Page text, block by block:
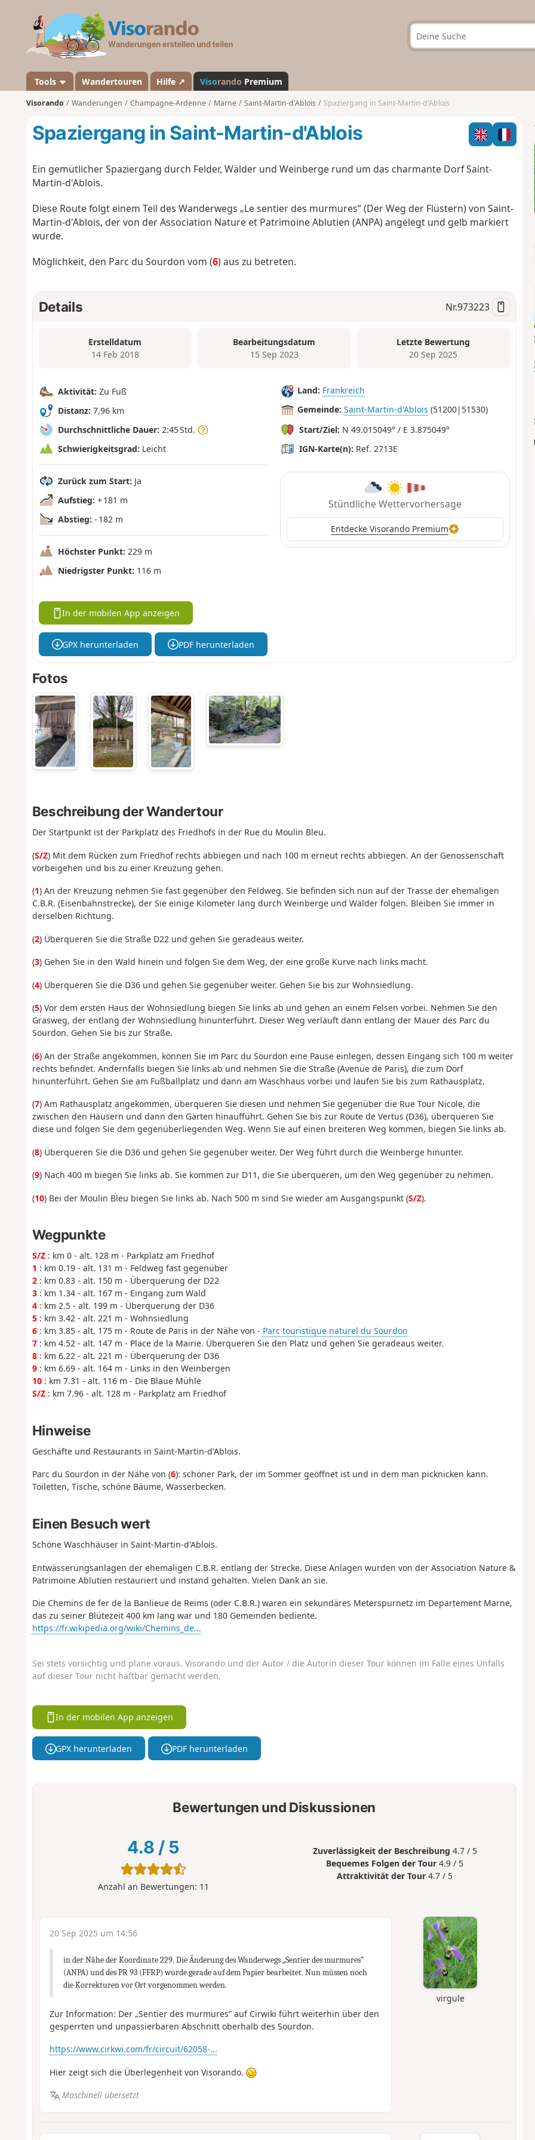
a
n
d
Tools Wandertouren Hilfe ↗ Visorando Premium
Visorando Wanderungen Champagne-Ardenne Marne Saint-Martin-d'Ablois Spaziergang in Saint-Martin-d'Ablois
Spaziergang in Saint-Martin-d'Ablois
Ein gemütlicher Spaziergang durch Felder, Wälder und Weinberge rund um das charmante Dorf Saint-
Martin-d'Ablois.
Diese Route folgt einem Teil des Wanderwegs „Le sentier des murmures” (Der Weg der Flüstern) von Saint-
Martin-d'Ablois, der von der Association Nature et Patrimoine Ablutien (ANPA) angelegt und gelb markiert
wurde.
Möglichkeit, den Parc du Sourdon vom (6) aus zu betreten.
Details Nr.973223
Erstelldatum
14 Feb 2018
Bearbeitungsdatum
15 Sep 2023
Letzte Bewertung
20 Sep 2025
Aktivität: Zu Fuß
Distanz: 7,96 km
Durchschnittliche Dauer: 2:45 Std.
Schwierigkeitsgrad: Leicht
Zurück zum Start: Ja
Aufstieg: + 181 m
Abstieg: - 182 m
Höchster Punkt: 229 m
Niedrigster Punkt: 116 m
Land: Frankreich
Gemeinde: Saint-Martin-d'Ablois (51200|51530)
Start/Ziel: N 49.015049° / E 3.875049°
IGN-Karte(n): Ref. 2713E
Stündliche Wettervorhersage
Entdecke Visorando Premium
In der mobilen App anzeigen
GPX herunterladen PDF herunterladen
Fotos
Beschreibung der Wandertour
Der Startpunkt ist der Parkplatz des Friedhofs in der Rue du Moulin Bleu.
(S/Z) Mit dem Rücken zum Friedhof rechts abbiegen und nach 100 m erneut rechts abbiegen. An der Genossenschaft
vorbeigehen und bis zu einer Kreuzung gehen.
(1) An der Kreuzung nehmen Sie fast gegenüber den Feldweg. Sie befinden sich nun auf der Trasse der ehemaligen
C.B.R. (Eisenbahnstrecke), der Sie einige Kilometer lang durch Weinberge und Wälder folgen. Bleiben Sie immer in
derselben Richtung.
(2) Überqueren Sie die Straße D22 und gehen Sie geradeaus weiter.
(3) Gehen Sie in den Wald hinein und folgen Sie dem Weg, der eine große Kurve nach links macht.
(4) Überqueren Sie die D36 und gehen Sie gegenüber weiter. Gehen Sie bis zur Wohnsiedlung.
(5) Vor dem ersten Haus der Wohnsiedlung biegen Sie links ab und gehen an einem Felsen vorbei. Nehmen Sie den
Grasweg, der entlang der Wohnsiedlung hinunterführt. Dieser Weg verläuft dann entlang der Mauer des Parc du
Sourdon. Gehen Sie bis zur Straße.
(6) An der Straße angekommen, können Sie im Parc du Sourdon eine Pause einlegen, dessen Eingang sich 100 m weiter
rechts befindet. Andernfalls biegen Sie links ab und nehmen Sie die Straße (Avenue de Paris), die zum Dorf
hinunterführt. Gehen Sie am Fußballplatz und dann am Waschhaus vorbei und laufen Sie bis zum Rathausplatz.
(7) Am Rathausplatz angekommen, überqueren Sie diesen und nehmen Sie gegenüber die Rue Tour Nicole, die
zwischen den Häusern und dann den Gärten hinaufführt. Gehen Sie bis zur Route de Vertus (D36), überqueren Sie
diese und folgen Sie dem gegenüberliegenden Weg. Wenn Sie auf einen breiteren Weg kommen, biegen Sie links ab.
(8) Überqueren Sie die D36 und gehen Sie gegenüber weiter. Der Weg führt durch die Weinberge hinunter.
(9) Nach 400 m biegen Sie links ab. Sie kommen zur D11, die Sie überqueren, um den Weg gegenüber zu nehmen.
(10) Bei der Moulin Bleu biegen Sie links ab. Nach 500 m sind Sie wieder am Ausgangspunkt (S/Z).
Wegpunkte
S/Z: km 0 - alt. 128 m - Parkplatz am Friedhof
1 : km 0.19 - alt. 131 m - Feldweg fast gegenüber
2: km 0.83 - alt. 150 m - Überquerung der D22
3: km 1.34 - alt. 167 m - Eingang zum Wald
4: km 2.5 - alt. 199 m - Überquerung der D36
5: km 3.42 - alt. 221 m - Wohnsiedlung
6: km 3.85 - alt. 175 m - Route de Paris in der Nähe von - Parc touristique naturel du Sourdon
7: km 4.52 - alt. 147 m - Place de la Mairie. Überqueren Sie den Platz und gehen Sie geradeaus weiter.
8: km 6.22 - alt. 221 m - Überquerung der D36
9: km 6.69 - alt. 164 m - Links in den Weinbergen
10: km 7.31 - alt. 116 m - Die Blaue Mühle
S/Z: km 7.96 - alt. 128 m - Parkplatz am Friedhof
Hinweise
Geschäfte und Restaurants in Saint-Martin-d'Ablois.
Parc du Sourdon in der Nähe von (6): schöner Park, der im Sommer geöffnet ist und in dem man picknicken kann.
Toiletten, Tische, schöne Bäume, Wasserbecken.
Einen Besuch wert
Schöne Waschhäuser in Saint-Martin-d'Ablois.
Entwässerungsanlagen der ehemaligen C.B.R. entlang der Strecke. Diese Anlagen wurden von der Association Nature &
Patrimoine Ablutien restauriert und instand gehalten. Vielen Dank an sie.
Die Chemins de fer de la Banlieue de Reims (oder C.B.R.) waren ein sekundäres Meterspurnetz im Departement Marne,
das zu seiner Blütezeit 400 km lang war und 180 Gemeinden bediente.
https://fr.wikipedia.org/wiki/Chemins_de...
Sei stets vorsichtig und plane voraus. Visorando und der Autor / die Autorin dieser Tour können im Falle eines Unfalls
auf dieser Tour nicht haftbar gemacht werden.
In der mobilen App anzeigen
GPX herunterladen PDF herunterladen
Bewertungen und Diskussionen
4.8 / 5
Anzahl an Bewertungen: 11
Zuverlässigkeit der Beschreibung 4.7 / 5
Bequemes Folgen der Tour 4.9 / 5
Attraktivität der Tour 4.7 / 5
virgule
20 Sep 2025 um 14:56
in der Nähe der Koordinate 229. Die Änderung des Wanderwegs „Sentier des murmures”
(ANPA) und des PR 93 (FFRP) wurde gerade auf dem Papier bearbeitet. Nun müssen noch
die Korrekturen vor Ort vorgenommen werden.
Zur Information: Der „Sentier des murmures” auf Cirwiki führt weiterhin über den
gesperrten und unpassierbaren Abschnitt oberhalb des Sourdon.
https://www.cirkwi.com/fr/circuit/62058-...
Hier zeigt sich die Überlegenheit von Visorando.
Maschinell übersetzt